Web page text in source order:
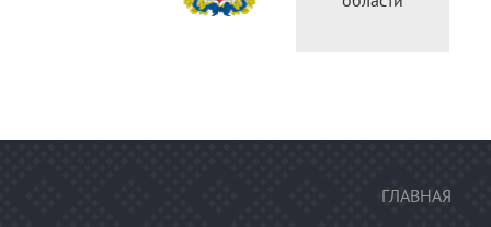
федерации
ГЛАВНАЯ